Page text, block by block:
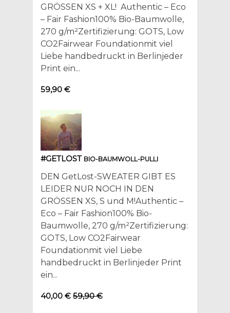
GRÖSSEN XS + XL! Authentic – Eco
– Fair Fashion100% Bio-Baumwolle,
270 g/m²Zertifizierung: GOTS, Low
CO2Fairwear Foundationmit viel
Liebe handbedruckt in Berlinjeder
Print ein...
59,90 €
#GETLOST BIO-BAUMWOLL-PULLI
DEN GetLost-SWEATER GIBT ES
LEIDER NUR NOCH IN DEN
GRÖSSEN XS, S und M!Authentic –
Eco – Fair Fashion100% Bio-
Baumwolle, 270 g/m²Zertifizierung:
GOTS, Low CO2Fairwear
Foundationmit viel Liebe
handbedruckt in Berlinjeder Print
ein...
40,00 € 59,90 €